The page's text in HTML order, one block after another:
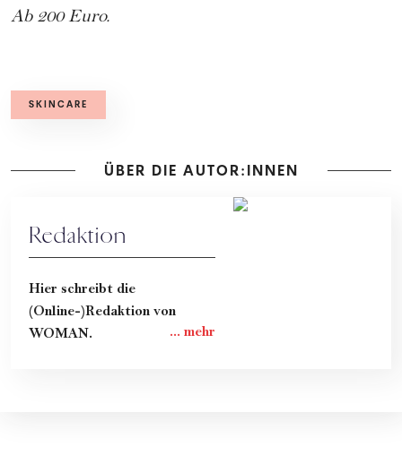
Ab 200 Euro.
SKINCARE
ÜBER DIE AUTOR:INNEN
Redaktion
Hier schreibt die
(Online-)Redaktion von
WOMAN.